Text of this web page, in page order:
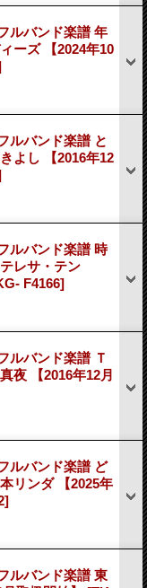
ルバンド楽譜 年
ズ 【2024年10
ルバンド楽譜 と
し 【2016年12
ルバンド楽譜 時
レサ・テン
F4166]
ルバンド楽譜 Ｔ
【2016年12月
ルバンド楽譜 ど
ンダ 【2025年
ルバンド楽譜 東